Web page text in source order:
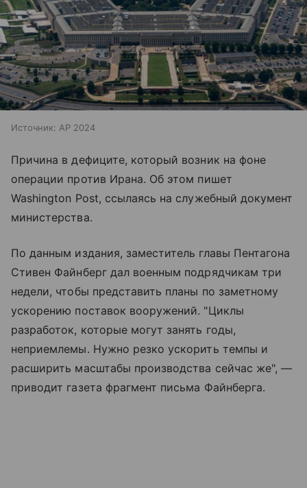
Источник: AP 2024
Причина в дефиците, который возник на фоне
операции против Ирана. Об этом пишет
Washington Post, ссылаясь на служебный документ
министерства.
По данным издания, заместитель главы Пентагона
Стивен Файнберг дал военным подрядчикам три
недели, чтобы представить планы по заметному
ускорению поставок вооружений. "Циклы
разработок, которые могут занять годы,
неприемлемы. Нужно резко ускорить темпы и
расширить масштабы производства сейчас же", —
приводит газета фрагмент письма Файнберга.